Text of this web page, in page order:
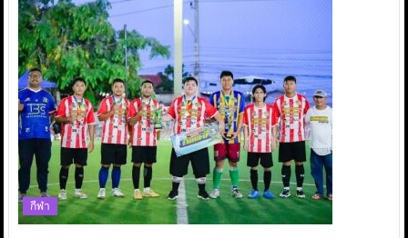
กีฬา